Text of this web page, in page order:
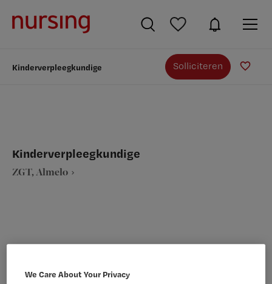
Kinderverpleegkundige Solliciteren
Kinderverpleegkundige
ZGT, Almelo
We Care About Your Privacy